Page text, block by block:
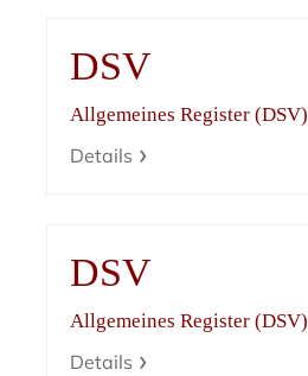
DSV
Allgemeines Register (DSV)
Details
DSV
Allgemeines Register (DSV)
Details